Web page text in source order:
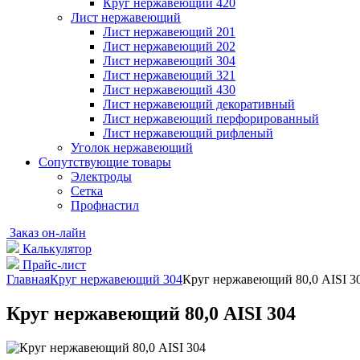
Круг нержавеющий 420
Лист нержавеющий
Лист нержавеющий 201
Лист нержавеющий 202
Лист нержавеющий 304
Лист нержавеющий 321
Лист нержавеющий 430
Лист нержавеющий декоративный
Лист нержавеющий перфорированный
Лист нержавеющий рифленый
Уголок нержавеющий
Cопутствующие товары
Электроды
Сетка
Профнастил
Заказ он-лайн
Калькулятор
Прайс-лист
ГлавнаяКруг нержавеющий 304Круг нержавеющий 80,0 АІSI
Круг нержавеющий 80,0 АІSI 304